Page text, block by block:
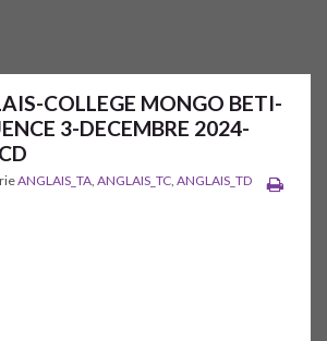
COLLEGE MONGO BETI-
3-DECEMBRE 2024-
ANGLAIS_TA, ANGLAIS_TC, ANGLAIS_TD